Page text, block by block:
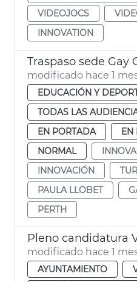
VIDEOJOCS
INNOVATION
modificado hace 1
EDUCACIÓN Y
TODAS LAS
EN PORTADA
EN
NORMAL
INNOVACIÓN
PAULA LLOBET
PERTH
modificado hace 1
AYUNTAMIENTO